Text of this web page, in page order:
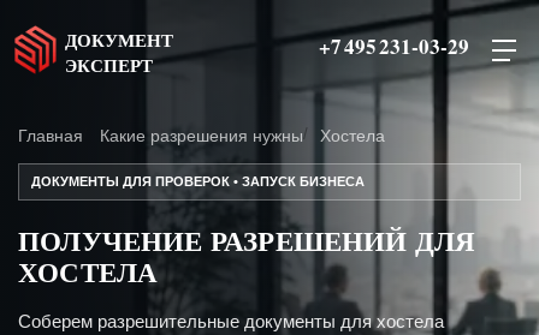
ДОКУМЕНТ
ЭКСПЕРТ
+7 495 231-03-29
Главная Какие разрешения нужны Хостела
ДОКУМЕНТЫ ДЛЯ ПРОВЕРОК • ЗАПУСК БИЗНЕСА
ПОЛУЧЕНИЕ РАЗРЕШЕНИЙ ДЛЯ
ХОСТЕЛА
Соберем разрешительные документы для хостела